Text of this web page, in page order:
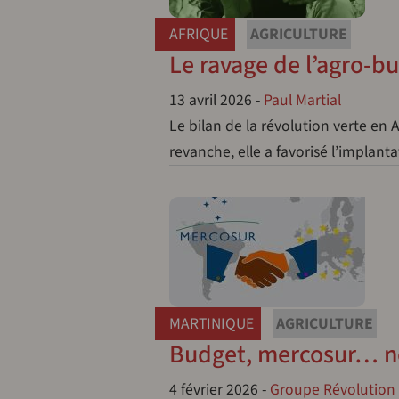
AFRIQUE AGRICULTURE
Le ravage de l’agro-
13 avril 2026 - Paul Martial
Le bilan de la révolution verte en
revanche, elle a favorisé
MARTINIQUE AGRICULTURE
Budget, mercosur…
4 février 2026 - Groupe Révolution